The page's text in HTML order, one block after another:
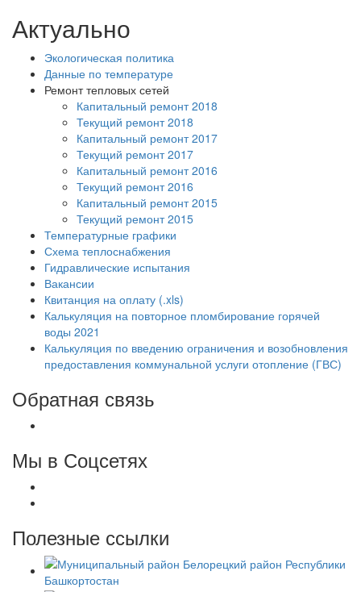
Актуально
Экологическая политика
Данные по температуре
Ремонт тепловых сетей
Капитальный ремонт 2018
Текущий ремонт 2018
Капитальный ремонт 2017
Текущий ремонт 2017
Капитальный ремонт 2016
Текущий ремонт 2016
Капитальный ремонт 2015
Текущий ремонт 2015
Температурные графики
Схема теплоснабжения
Гидравлические испытания
Вакансии
Квитанция на оплату (.xls)
Калькуляция на повторное пломбирование горячей
воды 2021
Калькуляция по введению ограничения и возобновления
предоставления коммунальной услуги отопление (ГВС)
Обратная связь
Мы в Соцсетях
Полезные ссылки